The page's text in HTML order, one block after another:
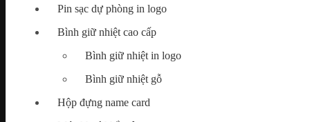
Pin sạc dự phòng in logo
Bình giữ nhiệt cao cấp
Bình giữ nhiệt in logo
Bình giữ nhiệt gỗ
Hộp đựng name card